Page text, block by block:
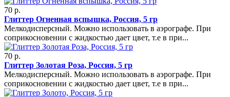
70 р.
Глиттер Огненная вспышка, Россия, 5 гр
Мелкодисперсный. Можно использовать в аэрографе. При
соприкосновении с жидкостью дает цвет, т.е в при...
70 р.
Глиттер Золотая Роза, Россия, 5 гр
Мелкодисперсный. Можно использовать в аэрографе. При
соприкосновении с жидкостью дает цвет, т.е в при...